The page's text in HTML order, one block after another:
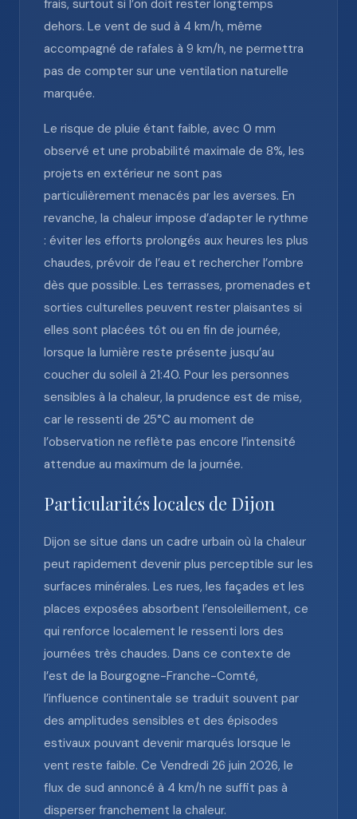
frais, surtout si l’on doit rester longtemps
dehors. Le vent de sud à 4 km/h, même
accompagné de rafales à 9 km/h, ne permettra
pas de compter sur une ventilation naturelle
marquée.
Le risque de pluie étant faible, avec 0 mm
observé et une probabilité maximale de 8%, les
projets en extérieur ne sont pas
particulièrement menacés par les averses. En
revanche, la chaleur impose d’adapter le rythme
: éviter les efforts prolongés aux heures les plus
chaudes, prévoir de l’eau et rechercher l’ombre
dès que possible. Les terrasses, promenades et
sorties culturelles peuvent rester plaisantes si
elles sont placées tôt ou en fin de journée,
lorsque la lumière reste présente jusqu’au
coucher du soleil à 21:40. Pour les personnes
sensibles à la chaleur, la prudence est de mise,
car le ressenti de 25°C au moment de
l’observation ne reflète pas encore l’intensité
attendue au maximum de la journée.
Particularités locales de Dijon
Dijon se situe dans un cadre urbain où la chaleur
peut rapidement devenir plus perceptible sur les
surfaces minérales. Les rues, les façades et les
places exposées absorbent l’ensoleillement, ce
qui renforce localement le ressenti lors des
journées très chaudes. Dans ce contexte de
l’est de la Bourgogne-Franche-Comté,
l’influence continentale se traduit souvent par
des amplitudes sensibles et des épisodes
estivaux pouvant devenir marqués lorsque le
vent reste faible. Ce Vendredi 26 juin 2026, le
flux de sud annoncé à 4 km/h ne suffit pas à
disperser franchement la chaleur.